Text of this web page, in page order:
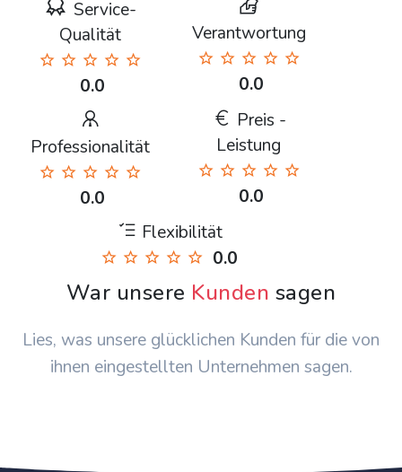
Service-
Qualität
0.0
Verantwortung
0.0
Professionalität
0.0
Preis -
Leistung
0.0
Flexibilität
0.0
War unsere Kunden sagen
Lies, was unsere glücklichen Kunden für die von
ihnen eingestellten Unternehmen sagen.